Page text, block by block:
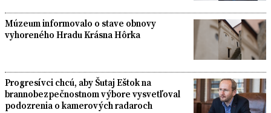
Múzeum informovalo o stave obnovy
vyhoreného Hradu Krásna Hôrka
Progresívci chcú, aby Šutaj Eštok na
brannobezpečnostnom výbore vysvetľoval
podozrenia o kamerových radaroch